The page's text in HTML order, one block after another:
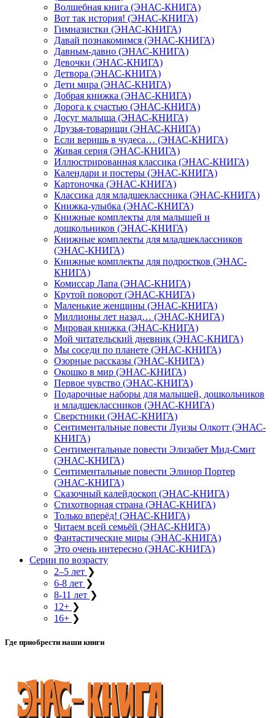
Волшебная книга (ЭНАС-КНИГА)
Вот так история! (ЭНАС-КНИГА)
Гимназистки (ЭНАС-КНИГА)
Давай познакомимся (ЭНАС-КНИГА)
Давным-давно (ЭНАС-КНИГА)
Девочки (ЭНАС-КНИГА)
Детвора (ЭНАС-КНИГА)
Дети мира (ЭНАС-КНИГА)
Добрая книжка (ЭНАС-КНИГА)
Дорога к счастью (ЭНАС-КНИГА)
Досуг малыша (ЭНАС-КНИГА)
Друзья-товарищи (ЭНАС-КНИГА)
Если веришь в чудеса… (ЭНАС-КНИГА)
Живая серия (ЭНАС-КНИГА)
Иллюстрированная классика (ЭНАС-КНИГА)
Календари и постеры (ЭНАС-КНИГА)
Картоночка (ЭНАС-КНИГА)
Классика для младшеклассника (ЭНАС-КНИГА)
Книжка-улыбка (ЭНАС-КНИГА)
Книжные комплекты для малышей и
дошкольников (ЭНАС-КНИГА)
Книжные комплекты для младшеклассников
(ЭНАС-КНИГА)
Книжные комплекты для подростков (ЭНАС-
КНИГА)
Комиссар Лапа (ЭНАС-КНИГА)
Крутой поворот (ЭНАС-КНИГА)
Маленькие женщины (ЭНАС-КНИГА)
Миллионы лет назад… (ЭНАС-КНИГА)
Мировая книжка (ЭНАС-КНИГА)
Мой читательский дневник (ЭНАС-КНИГА)
Мы соседи по планете (ЭНАС-КНИГА)
Озорные рассказы (ЭНАС-КНИГА)
Окошко в мир (ЭНАС-КНИГА)
Первое чувство (ЭНАС-КНИГА)
Подарочные наборы для малышей, дошкольников
и младшеклассников (ЭНАС-КНИГА)
Сверстники (ЭНАС-КНИГА)
Сентиментальные повести Луизы Олкотт (ЭНАС-
КНИГА)
Сентиментальные повести Элизабет Мид-Смит
(ЭНАС-КНИГА)
Сентиментальные повести Элинор Портер
(ЭНАС-КНИГА)
Сказочный калейдоскоп (ЭНАС-КНИГА)
Стихотворная страна (ЭНАС-КНИГА)
Только вперёд! (ЭНАС-КНИГА)
Читаем всей семьёй (ЭНАС-КНИГА)
Фантастические миры (ЭНАС-КНИГА)
Это очень интересно (ЭНАС-КНИГА)
Серии по возрасту
2–5 лет ❯
6-8 лет ❯
8-11 лет ❯
12+ ❯
16+ ❯
Где приобрести наши книги